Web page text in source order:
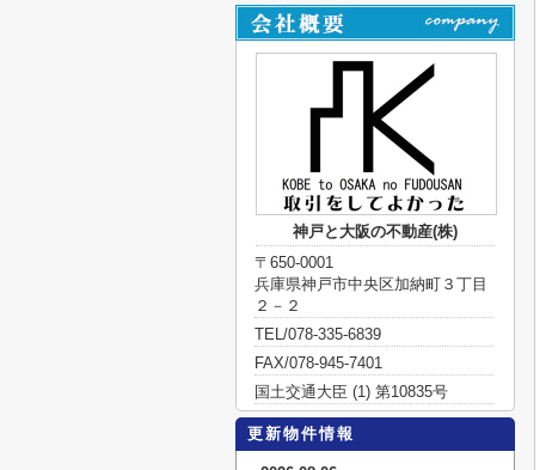
神戸と大阪の不動産(株)
〒650-0001
兵庫県神戸市中央区加納町３丁目
２－２
TEL/078-335-6839
FAX/078-945-7401
国土交通大臣 (1) 第10835号
更新物件情報